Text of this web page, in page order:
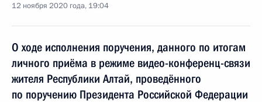
12 ноября 2020 года, 19:04
О ходе исполнения поручения, данного по итогам
личного приёма в режиме видео-конференц-связи
жителя Республики Алтай, проведённого
по поручению Президента Российской Федерации